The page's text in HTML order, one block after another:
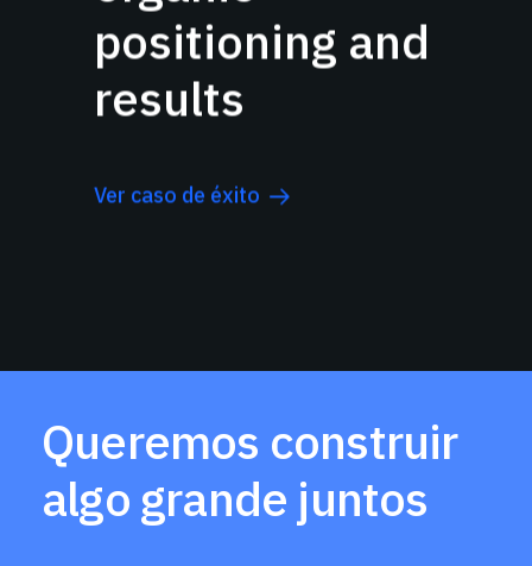
positioning and
results
Ver caso de éxito
Queremos construir
algo grande juntos